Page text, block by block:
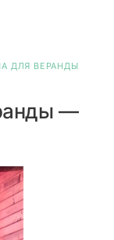
ДЛЯ ВЕРАНДЫ
—